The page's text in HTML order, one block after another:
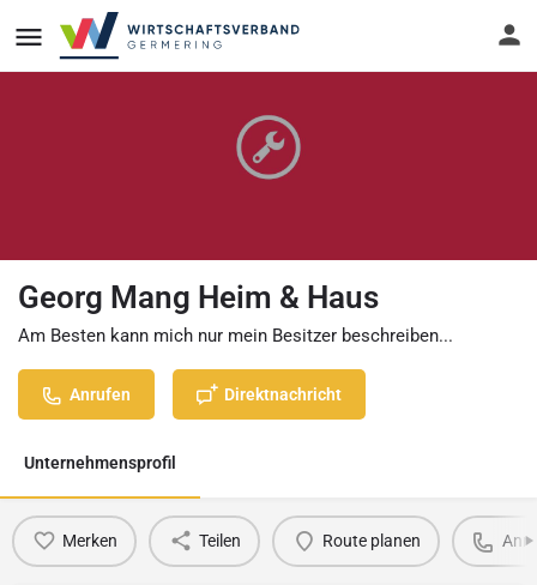
Georg Mang Heim & Haus
Am Besten kann mich nur mein Besitzer beschreiben...
Anrufen Direktnachricht
Unternehmensprofil
Merken Teilen Route planen